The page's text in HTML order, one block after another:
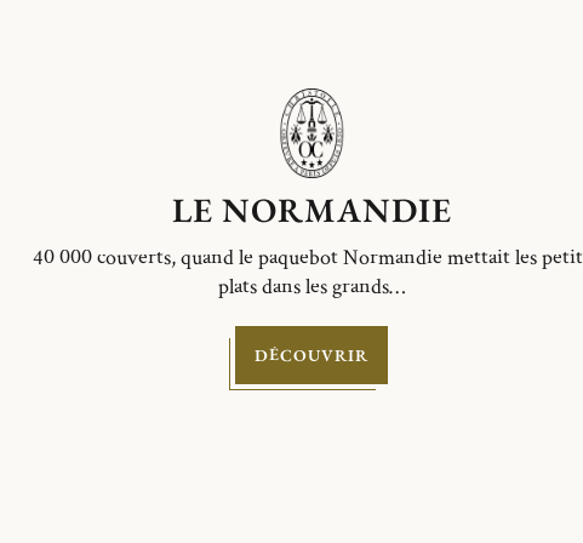
LE NORMANDIE
40 000 couverts, quand le paquebot Normandie mettait les
plats dans les grands…
DÉCOUVRIR